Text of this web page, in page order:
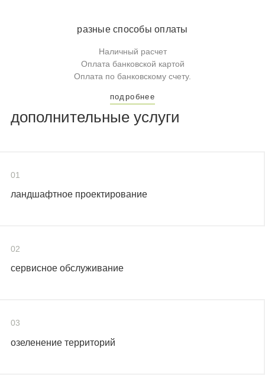
разные способы оплаты
Наличный расчет
Оплата банковской картой
Оплата по банковскому счету.
подробнее
дополнительные услуги
01
ландшафтное проектирование
02
сервисное обслуживание
03
озеленение территорий